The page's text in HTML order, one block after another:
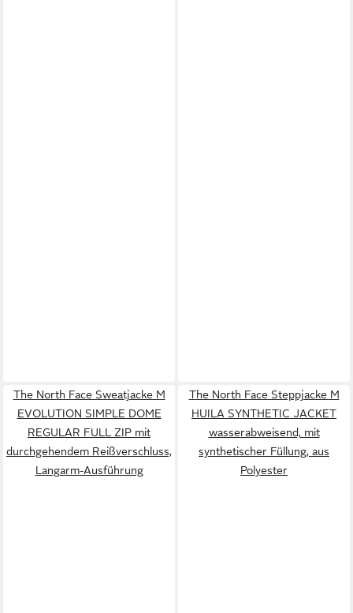
The North Face Sweatjacke M
EVOLUTION SIMPLE DOME
REGULAR FULL ZIP mit
durchgehendem Reißverschluss,
Langarm-Ausführung
The North Face Steppjacke M
HUILA SYNTHETIC JACKET
wasserabweisend, mit
synthetischer Füllung, aus
Polyester